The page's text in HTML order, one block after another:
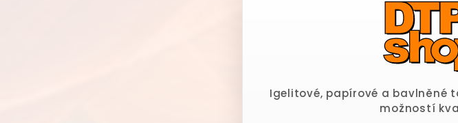
Igelitové, papírové a bavlněné
možností